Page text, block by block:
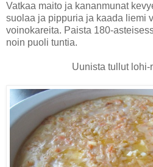
Vatkaa maito ja kananmunat
suolaa ja pippuria ja kaada liemi
voinokareita. Paista 180-
noin puoli tuntia.
Uunista tullut lohi-